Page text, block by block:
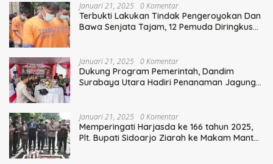
Januari 21, 2025 0 Komentar
Terbukti Lakukan Tindak Pengeroyokan Dan
Bawa Senjata Tajam, 12 Pemuda Diringkus
Januari 21, 2025 0 Komentar
Dukung Program Pemerintah, Dandim
Surabaya Utara Hadiri Penanaman Jagung
Januari 21, 2025 0 Komentar
Memperingati Harjasda ke 166 tahun 2025,
Plt. Bupati Sidoarjo Ziarah ke Makam Mantan